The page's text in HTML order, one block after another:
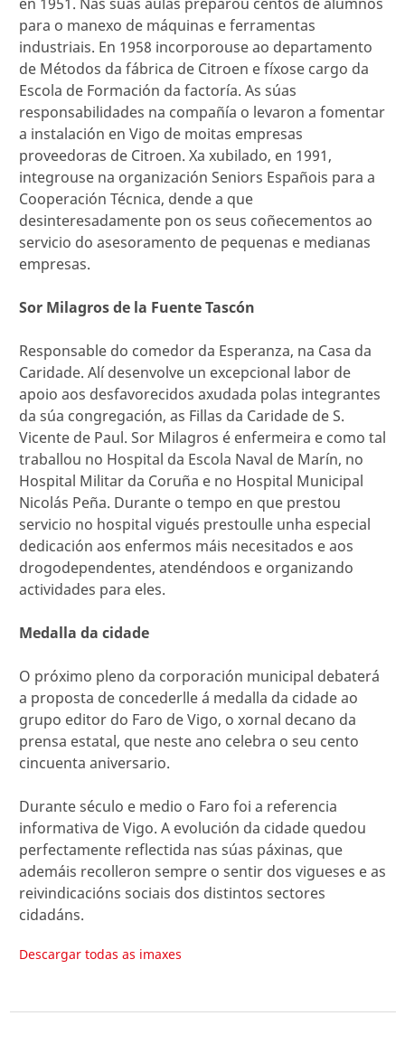
para o manexo de máquinas e ferramentas
industriais. En 1958 incorporouse ao departamento
de Métodos da fábrica de Citroen e fíxose cargo da
Escola de Formación da factoría. As súas
responsabilidades na compañía o levaron a fomentar
a instalación en Vigo de moitas empresas
proveedoras de Citroen. Xa xubilado, en 1991,
integrouse na organización Seniors Españois para a
Cooperación Técnica, dende a que
desinteresadamente pon os seus coñecementos ao
servicio do asesoramento de pequenas e medianas
empresas.
Sor Milagros de la Fuente Tascón
Responsable do comedor da Esperanza, na Casa da
Caridade. Alí desenvolve un excepcional labor de
apoio aos desfavorecidos axudada polas integrantes
da súa congregación, as Fillas da Caridade de S.
Vicente de Paul. Sor Milagros é enfermeira e como tal
traballou no Hospital da Escola Naval de Marín, no
Hospital Militar da Coruña e no Hospital Municipal
Nicolás Peña. Durante o tempo en que prestou
servicio no hospital vigués prestoulle unha especial
dedicación aos enfermos máis necesitados e aos
drogodependentes, atendéndoos e organizando
actividades para eles.
Medalla da cidade
O próximo pleno da corporación municipal debaterá
a proposta de concederlle á medalla da cidade ao
grupo editor do Faro de Vigo, o xornal decano da
prensa estatal, que neste ano celebra o seu cento
cincuenta aniversario.
Durante século e medio o Faro foi a referencia
informativa de Vigo. A evolución da cidade quedou
perfectamente reflectida nas súas páxinas, que
ademáis recolleron sempre o sentir dos vigueses e as
reivindicacións sociais dos distintos sectores
cidadáns.
Descargar todas as imaxes